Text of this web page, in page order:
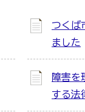
つくば
ました
障害を
する法